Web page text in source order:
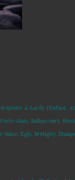
à Lardy (Enfant,
Alais, Ballancourt,
Juine, Egly, Brétigny,